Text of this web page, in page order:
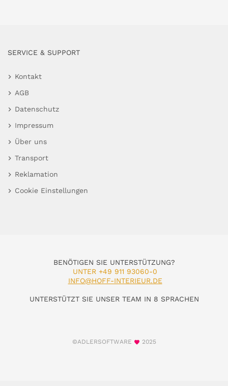
SERVICE & SUPPORT
Kontakt
AGB
Datenschutz
Impressum
Über uns
Transport
Reklamation
Cookie Einstellungen
BENÖTIGEN SIE UNTERSTÜTZUNG?
UNTER +49 911 93060-0
INFO@HOFF-INTERIEUR.DE
UNTERSTÜTZT SIE UNSER TEAM IN 8 SPRACHEN
©ADLERSOFTWARE 2025